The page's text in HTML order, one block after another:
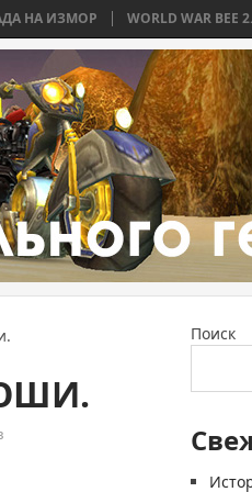
WORLD WAR BEE 2. ЧАСТЬ 2:
Поиск